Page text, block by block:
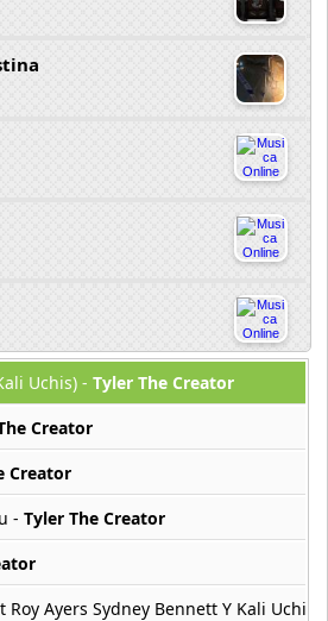
Uchis) - Tyler The Creator
Creator
Creator
- Tyler The Creator
Roy Ayers Sydney Bennett Y Kali